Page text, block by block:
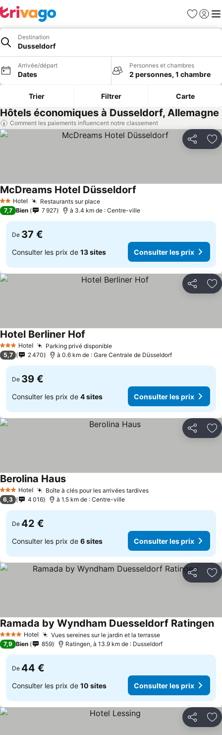
Favoris
Se
Destination
Dusseldorf
Arrivée/départ
Dates
Personnes et chambres
2 personnes, 1 chambre
Trier Filtrer Carte
Hôtels économiques à Dusseldorf, Allemagne
Comment les paiements influencent notre classement
Partager
2 Étoiles
Hotel Restaurants sur place
McDreams Hotel Düsseldorf
7,7 Bien 7 927 à 3.4 km de : Centre-ville
De 37 €
Consulter les prix de 13 sites Consulter les prix
Partager
3 ÉtoilesHotel Parking privé disponible
Hotel Berliner Hof
5,7 2 470 à 0.6 km de : Gare Centrale de Düsseldorf
De 39 €
Consulter les prix de 4 sites Consulter les prix
Partager
3 ÉtoilesHotel Boîte à clés pour les arrivées tardives
Berolina Haus
6,3 4 016 à 1.5 km de : Centre-ville
De 42 €
Consulter les prix de 6 sites Consulter les prix
Partager
4 Étoiles Hotel Vues sereines sur le jardin et la terrasse
Ramada by Wyndham Duesseldorf Ratingen
7,9 Bien 859 Ratingen, à 13.9 km de : Dusseldorf
De 44 €
Consulter les prix de 10 sites Consulter les prix
Partager